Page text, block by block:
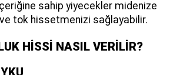
sahip yiyecekler midenize
tok hissetmenizi sağlayabilir.
HİSSİ NASIL VERİLİR?